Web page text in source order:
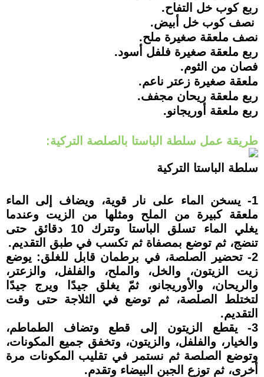
ربع كوب خل التفاح.
نصف كوب خل أبيض.
نصف ملعقة صغيرة ملح.
ربع ملعقة صغيرة فلفل أسود.
فصان من الثوم.
ملعقة صغيرة زعتر ناعم.
ربع ملعقة ريحان مجفف.
ربع ملعقة أوريجانو.
طريقة عمل سلطة الباستا بالصلصة التركية:
سلطة الباستا التركية
1- يسخن الماء على نار قوية، ويضاف إلى الماء
ملعقة كبيرة من الملح ومثلها من الزيت وعندما
يغلي الماء تسلق الباستا وتترك 10 دقائق حتى
تنضج، ثم توضع بمصفاة ثم تكسب في طبق التقديم.
2- تحضير الصلصة، في برطمان قابل للغلق: يوضع
زيت الزيتون، والخل، والملح، والفلفل، والزعتر،
والريحان، والأوريجانو، ثمّ يغلق جيدًا ويرج جيدًا
لتختلط الصلصة، ثم توضع في الثلاجة حتى وقت
التقديم.
3- يقطع الزيتون إلى قطع وتضاف الطماطم،
والخيار، والفلفل، والزيتون، وتخفق جميع المكونات،
وتوضع الصلصة ثم نستمر في تقليب المكونات مرة
أخرى، ثم توزع الجبن البيضاء وتقدم.